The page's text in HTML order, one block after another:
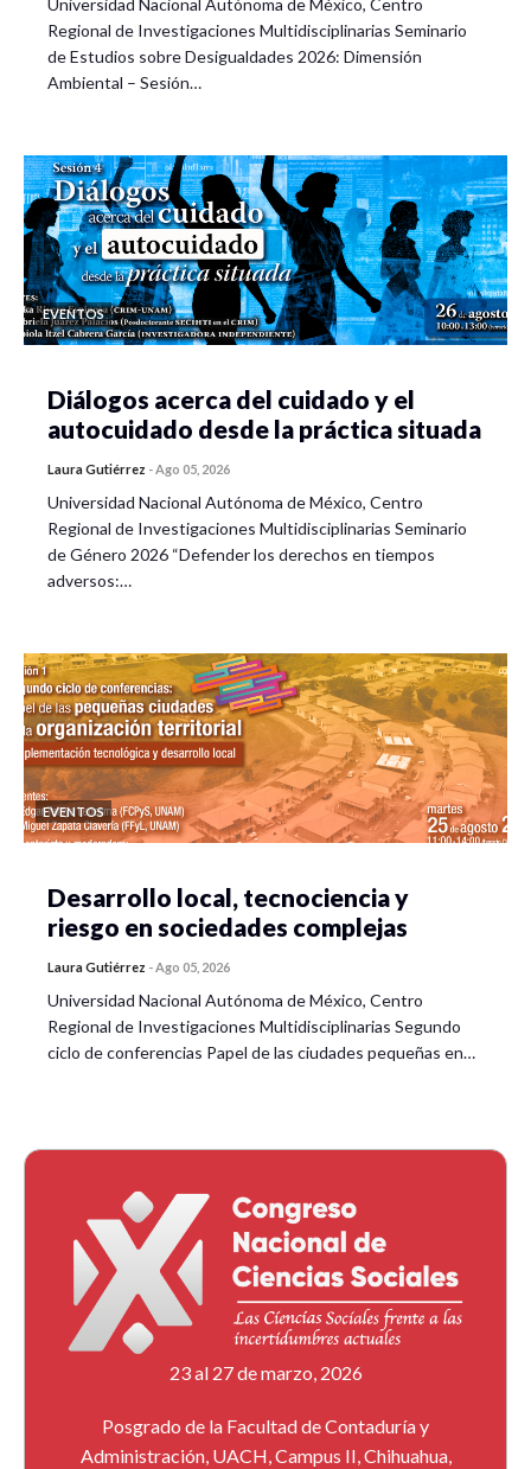
Universidad Nacional Autónoma de México, Centro
Regional de Investigaciones Multidisciplinarias Seminario
de Estudios sobre Desigualdades 2026: Dimensión
Ambiental – Sesión…
EVENTOS
Diálogos acerca del cuidado y el
autocuidado desde la práctica situada
Laura Gutiérrez -Ago 05, 2026
Universidad Nacional Autónoma de México, Centro
Regional de Investigaciones Multidisciplinarias Seminario
de Género 2026 “Defender los derechos en tiempos
adversos:…
EVENTOS
Desarrollo local, tecnociencia y
riesgo en sociedades complejas
Laura Gutiérrez -Ago 05, 2026
Universidad Nacional Autónoma de México, Centro
Regional de Investigaciones Multidisciplinarias Segundo
ciclo de conferencias Papel de las ciudades pequeñas en…
23 al 27 de marzo, 2026
Posgrado de la Facultad de Contaduría y
Administración, UACH, Campus II, Chihuahua,